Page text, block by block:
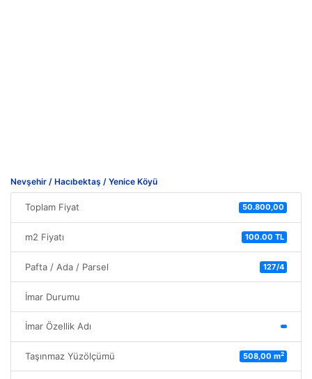
Nevşehir / Hacıbektaş / Yenice Köyü
Toplam Fiyat 50.800,00
m2 Fiyatı 100.00 TL
Pafta / Ada / Parsel 127/4
İmar Durumu
İmar Özellik Adı
Taşınmaz Yüzölçümü 508,00 m2